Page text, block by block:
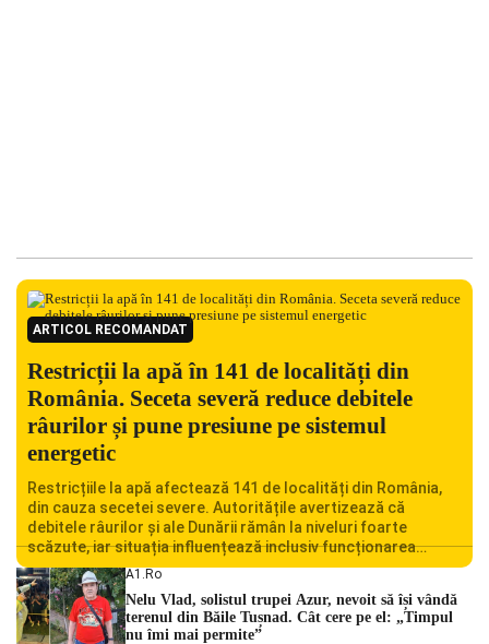
ARTICOL RECOMANDAT
Restricții la apă în 141 de localități din
România. Seceta severă reduce debitele
râurilor și pune presiune pe sistemul
energetic
Restricțiile la apă afectează 141 de localități din România,
din cauza secetei severe. Autoritățile avertizează că
debitele râurilor și ale Dunării rămân la niveluri foarte
scăzute, iar situația influențează inclusiv funcționarea
Centralei Nucleare de la Cernavodă. România se confruntă
cu una dintre cele mai dificile perioade din punct de vedere
hidrologic din ultimii ani. Lipsa […]
A1.ro
Nelu Vlad, solistul trupei Azur, nevoit să își vândă
terenul din Băile Tușnad. Cât cere pe el: „Timpul
nu îmi mai permite”